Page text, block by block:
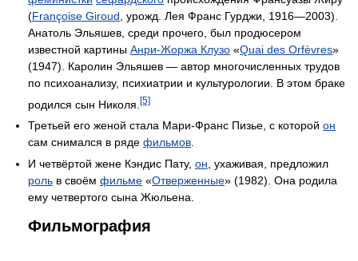
(Françoise Giroud , урожд. Лея Франс Гурджи, 1916—2003).
Анатоль Эльяшев, среди прочего, был продюсером
известной картины Анри-Жоржа Клузо «Quai des Orfèvres»
(1947). Каролин Эльяшев — автор многочисленных трудов
по психоанализу, психиатрии и культурологии. В этом браке
родился сын Николя. [5]
Третьей его женой стала Мари-Франс Пизье, с которой он
сам снимался в ряде фильмов.
И четвёртой жене Кэндис Пату, он, ухаживая, предложил
роль в своём фильме «Отверженные» (1982). Она родила
ему четвертого сына Жюльена.
Фильмография